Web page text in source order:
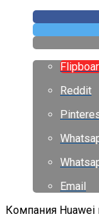
Reddit
Email
Компания